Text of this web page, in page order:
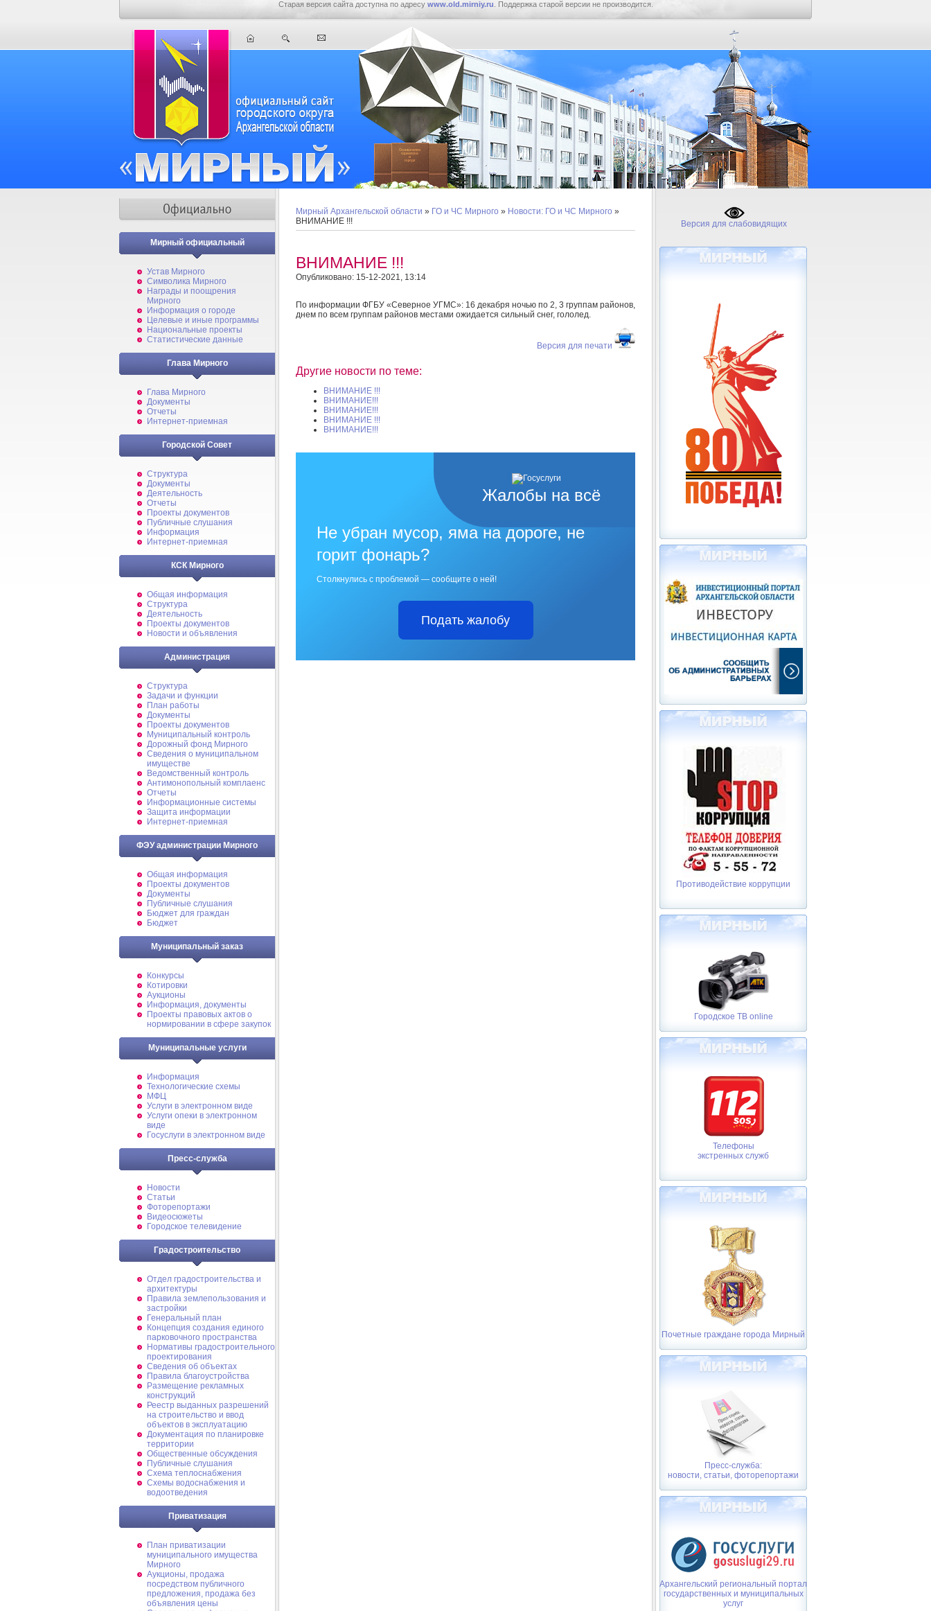
Старая версия сайта доступна по адресу www.old.mirniy.ru . Поддержка старой версии не производится.
Мирный официальный
Устав Мирного
Символика Мирного
Награды и поощрения
Мирного
Информация о городе
Целевые и иные программы
Национальные проекты
Статистические данные
Глава Мирного
Глава Мирного
Документы
Отчеты
Интернет-приемная
Городской Совет
Структура
Документы
Деятельность
Отчеты
Проекты документов
Публичные слушания
Информация
Интернет-приемная
КСК Мирного
Общая информация
Структура
Деятельность
Проекты документов
Новости и объявления
Администрация
Структура
Задачи и функции
План работы
Документы
Проекты документов
Муниципальный контроль
Дорожный фонд Мирного
Cведения о муниципальном
имуществе
Ведомственный контроль
Антимонопольный комплаенс
Отчеты
Информационные системы
Защита информации
Интернет-приемная
ФЭУ администрации Мирного
Общая информация
Проекты документов
Документы
Публичные слушания
Бюджет для граждан
Бюджет
Муниципальный заказ
Конкурсы
Котировки
Аукционы
Информация, документы
Проекты правовых актов о
нормировании в сфере закупок
Муниципальные услуги
Информация
Технологические схемы
МФЦ
Услуги в электронном виде
Услуги опеки в электронном
виде
Госуслуги в электронном виде
Пресс-служба
Новости
Статьи
Фоторепортажи
Видеосюжеты
Городское телевидение
Градостроительство
Отдел градостроительства и
архитектуры
Правила землепользования и
застройки
Генеральный план
Концепция создания единого
парковочного пространства
Нормативы градостроительного
проектирования
Сведения об объектах
Правила благоустройства
Размещение рекламных
конструкций
Реестр выданных разрешений
на строительство и ввод
объектов в эксплуатацию
Документация по планировке
территории
Общественные обсуждения
Публичные слушания
Схема теплоснабжения
Схемы водоснабжения и
водоотведения
Приватизация
План приватизации
муниципального имущества
Мирного
Аукционы, продажа
посредством публичного
предложения, продажа без
объявления цены
Мирный Архангельской области » ГО и ЧС Мирного » Новости: ГО и ЧС Мирного »
ВНИМАНИЕ !!!
ВНИМАНИЕ !!!
Опубликовано: 15-12-2021, 13:14
По информации ФГБУ «Северное УГМС»: 16 декабря ночью по 2, 3 группам районов,
днем по всем группам районов местами ожидается сильный снег, гололед.
Версия для печати
Другие новости по теме:
ВНИМАНИЕ !!!
ВНИМАНИЕ!!!
ВНИМАНИЕ!!!
ВНИМАНИЕ !!!
ВНИМАНИЕ!!!
Жалобы на всё
Не убран мусор, яма на дороге, не
горит фонарь?
Столкнулись с проблемой — сообщите о ней!
Подать жалобу
Версия для слабовидящих
Противодействие коррупции
Городское ТВ online
Телефоны
экстренных служб
Почетные граждане города Мирный
Пресс-служба:
новости, статьи, фоторепортажи
Архангельский региональный портал
государственных и муниципальных
услуг